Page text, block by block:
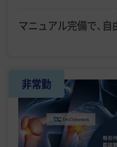
マニュアル完備で、自
非常勤